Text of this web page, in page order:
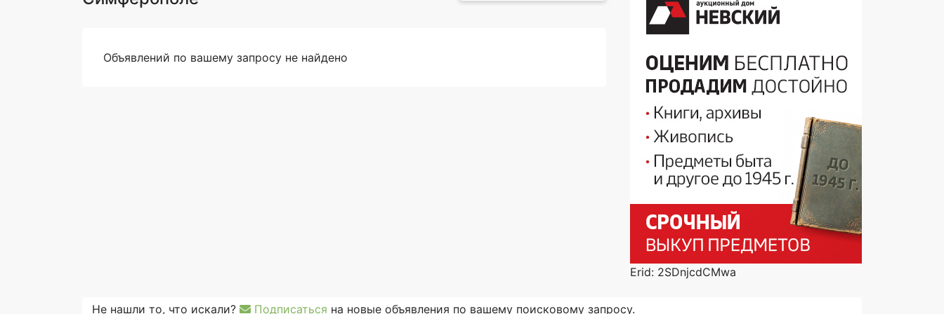
Объявлений по вашему запросу не найдено
Erid: 2SDnjcdCMwa
Не нашли то, что искали? Подписаться на новые объявления по вашему поисковому запросу.